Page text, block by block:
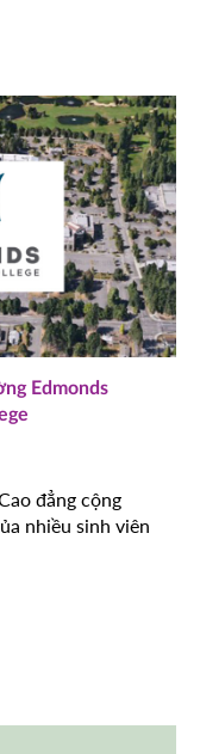
Edmonds
đẳng cộng
nhiều sinh viên